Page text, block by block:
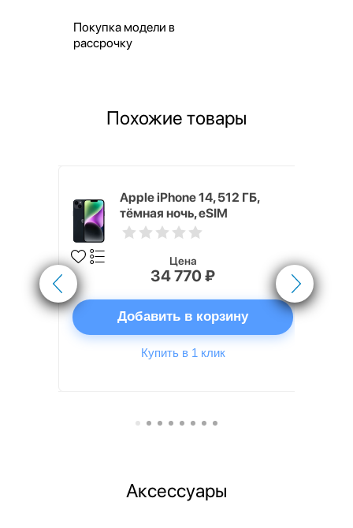
Покупка модели в
рассрочку
Похожие товары
Apple iPhone 14, 512 ГБ,
тёмная ночь, eSIM
Цена
34 770 ₽
Добавить в корзину
Купить в 1 клик
Аксессуары